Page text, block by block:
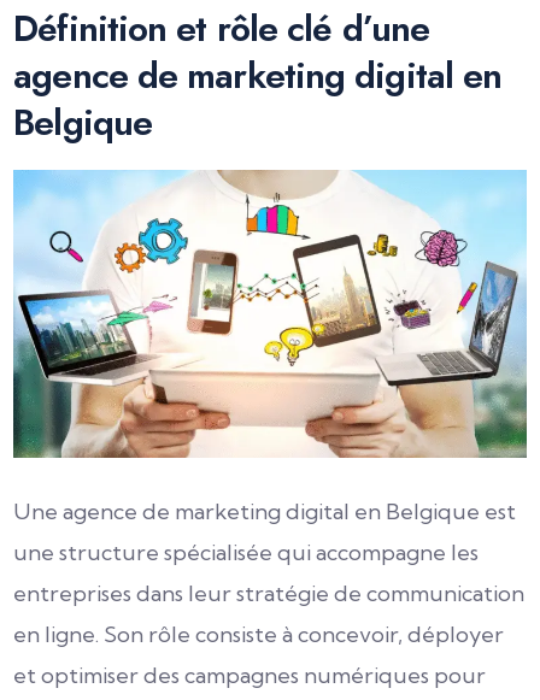
Définition et rôle clé d’une
agence de marketing digital en
Belgique
Une agence de marketing digital en Belgique est
une structure spécialisée qui accompagne les
entreprises dans leur stratégie de communication
en ligne. Son rôle consiste à concevoir, déployer
et optimiser des campagnes numériques pour